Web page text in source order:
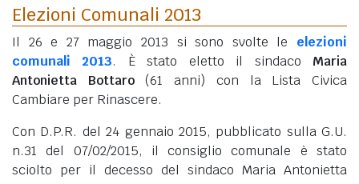
Elezioni Comunali 2013
Il 26 e 27 maggio 2013 si sono svolte le elezioni
comunali 2013. È stato eletto il sindaco Maria
Antonietta Bottaro
(61 anni) con la Lista Civica
Cambiare per Rinascere.
Con D.P.R. del 24 gennaio 2015, pubblicato sulla G.U.
n.31 del 07/02/2015, il consiglio comunale è stato
sciolto per il decesso del sindaco Maria Antonietta